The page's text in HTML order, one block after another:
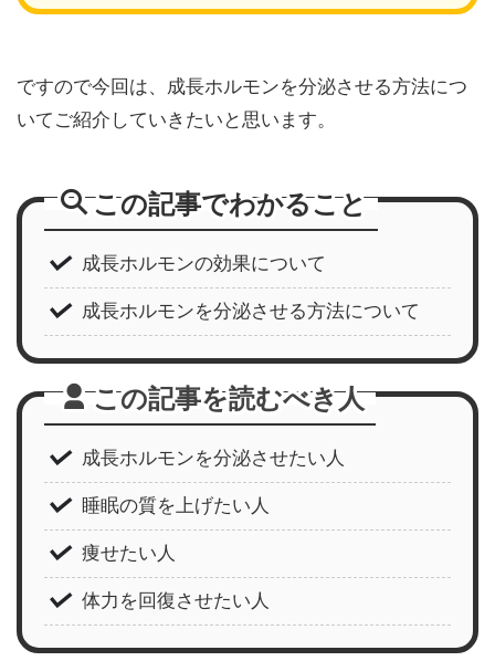
ですので今回は、成長ホルモンを分泌させる方法につ
いてご紹介していきたいと思います。
この記事でわかること
成長ホルモンの効果について
成長ホルモンを分泌させる方法について
この記事を読むべき人
成長ホルモンを分泌させたい人
睡眠の質を上げたい人
痩せたい人
体力を回復させたい人